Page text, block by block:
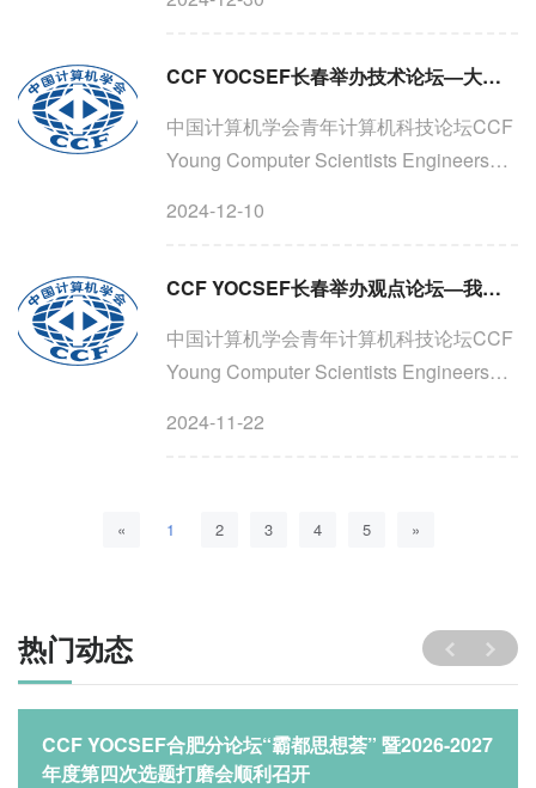
长春技术论坛：智能光电技术如何促进现
28日（星期六）13:00-17:00...
CCF YOCSEF长春举办技术论坛—大模型如何有效助力车联网提高安全性
中国计算机学会青年计算机科技论坛CCF
Young Computer Scientists Engineers
长春技术论坛：大模型如何有效助力车联
期六）13:30-17:00车联网的...
2024-12-10
CCF YOCSEF长春举办观点论坛—我如何走进你的世界？儿童心理健康智能机器人的探索之路
中国计算机学会青年计算机科技论坛CCF
Young Computer Scientists Engineers
长春观点论坛：我如何走进你的世界？儿
2024-11-22
« 1 2 3 4 5 »
热门动态
CCF YOCSEF合肥分论坛“霸都思想荟” 暨2026-2027
年度第四次选题打磨会顺利召开